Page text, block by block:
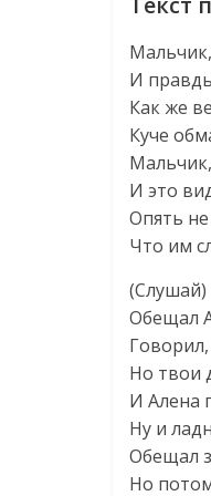
И
Как же
Куче
И это
Опять
Что им
(Слушай)
Обещал
Но твои
И Алена
Ну и
Обещал
Но